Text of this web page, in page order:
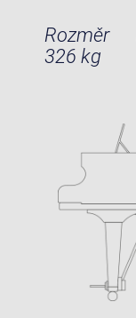
Rozměr
326 kg